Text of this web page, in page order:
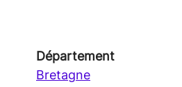
Département
Bretagne